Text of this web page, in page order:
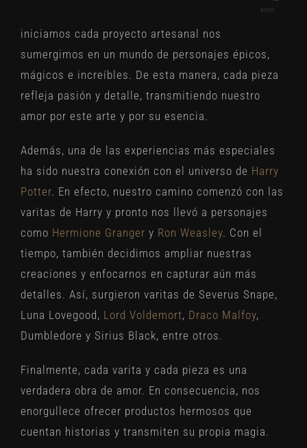
iniciamos cada proyecto artesanal nos
sumergimos en un mundo de personajes épicos,
mágicos e increíbles. De esta manera, cada pieza
refleja pasión y detalle, transmitiendo nuestro
amor por este arte y por su esencia.
Además, una de las experiencias más especiales
ha sido nuestra conexión con el universo de Harry
Potter. En efecto, nuestro camino comenzó con las
varitas de Harry y pronto nos llevó a personajes
como Hermione Granger y Ron Weasley. Con el
tiempo, también decidimos ampliar nuestras
creaciones y enfocarnos en capturar aún más
detalles. Así, surgieron varitas de Severus Snape,
Luna Lovegood, Lord Voldemort, Draco Malfoy,
Dumbledore y Sirius Black, entre otros.
Finalmente, cada varita y cada pieza es una
verdadera obra de amor. En consecuencia, nos
enorgullece ofrecer productos hermosos que
cuentan historias y transmiten su propia magia.